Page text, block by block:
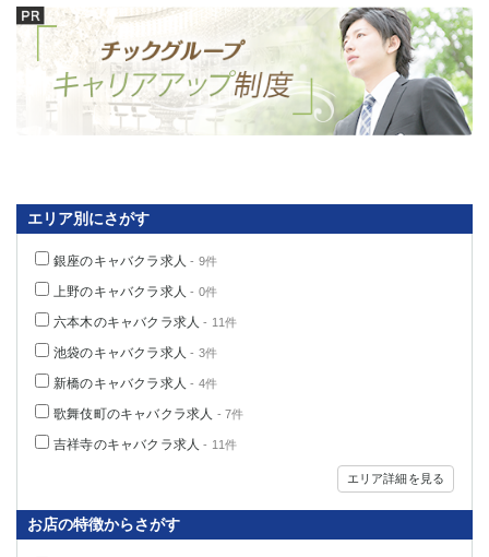
エリア別にさがす
銀座のキャバクラ求人- 9件
上野のキャバクラ求人- 0件
六本木のキャバクラ求人- 11件
池袋のキャバクラ求人- 3件
新橋のキャバクラ求人- 4件
歌舞伎町のキャバクラ求人 - 7件
吉祥寺のキャバクラ求人- 11件
エリア詳細を見る
お店の特徴からさがす